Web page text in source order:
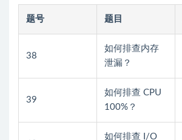
题号 题目
38
如何排查内存
泄漏？
39
如何排查 CPU
100%？
如何排查 I/O